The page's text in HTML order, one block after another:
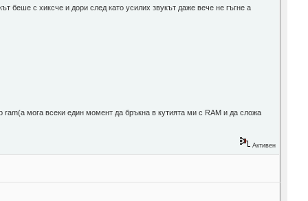
беше с хиксче и дори след като усилих звукът даже вече не гъгне а
мога всеки един момент да бръкна в кутията ми с RAM и да сложа
Активен